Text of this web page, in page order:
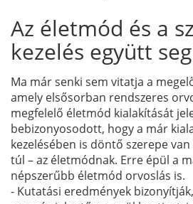
Az életmód és a
kezelés együtt
Ma már senki sem vitatja a
amely elsősorban rendszeres
megfelelő életmód kialakítását
bebizonyosodott, hogy a már
kezelésében is döntő szerepe
túl – az életmódnak. Erre épül a
népszerűbb életmód orvoslás is.
- Kutatási eredmények